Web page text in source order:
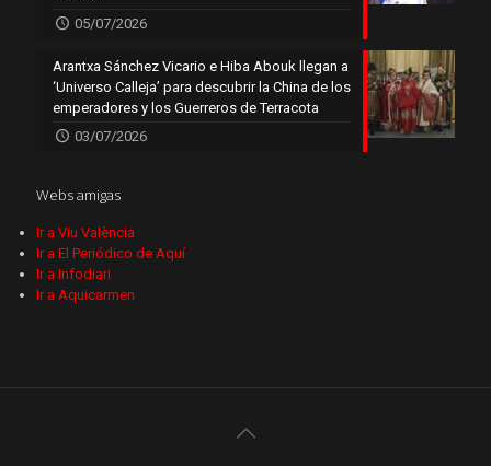
05/07/2026
Arantxa Sánchez Vicario e Hiba Abouk llegan a
‘Universo Calleja’ para descubrir la China de los
emperadores y los Guerreros de Terracota
03/07/2026
Webs amigas
Ir a Viu València
Ir a El Periódico de Aquí
Ir a Infodiari
Ir a Aquicarmen